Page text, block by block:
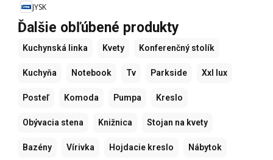
JYSK
Ďalšie obľúbené produkty
Kuchynská linka Kvety Konferenčný stolík
Kuchyňa Notebook Tv Parkside Xxl lux
Posteľ Komoda Pumpa Kreslo
Obývacia stena Knižnica Stojan na kvety
Bazény Vírivka Hojdacie kreslo Nábytok